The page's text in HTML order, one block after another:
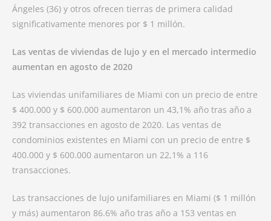
Ángeles (36) y otros ofrecen tierras de primera calidad
significativamente menores por $ 1 millón.
Las ventas de viviendas de lujo y en el mercado intermedio
aumentan en agosto de 2020
Las viviendas unifamiliares de Miami con un precio de entre
$ 400.000 y $ 600.000 aumentaron un 43,1% año tras año a
392 transacciones en agosto de 2020. Las ventas de
condominios existentes en Miami con un precio de entre $
400.000 y $ 600.000 aumentaron un 22,1% a 116
transacciones.
Las transacciones de lujo unifamiliares en Miami ($ 1 millón
y más) aumentaron 86.6% año tras año a 153 ventas en